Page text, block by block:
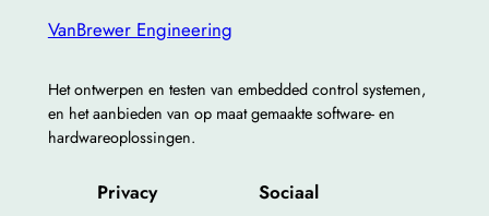
VanBrewer Engineering
Het ontwerpen en testen van embedded control systemen,
en het aanbieden van op maat gemaakte software- en
hardwareoplossingen.
Privacy Sociaal